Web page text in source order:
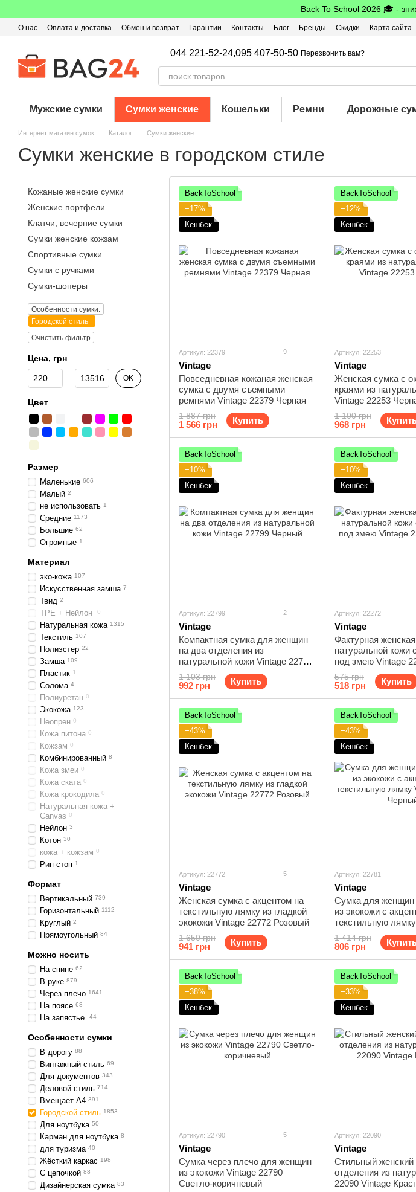
Back To School 2026 🎓 -
О нас Оплата и доставка Обмен и возврат Гарантии Контакты Блог Бренды Скидки Карта сайта
044 221-52-24,095 407-50-50 Перезвонить вам?
Мужские сумки Сумки женские Кошельки Ремни Дорожные
Интернет магазин сумок Каталог Сумки женские
Сумки женские в городском стиле
BackToSchool
−17%
Кешбек
Артикул: 22379 9
Vintage
Повседневная кожаная женская
сумка с двумя съемными
ремнями Vintage 22379 Черная
1 887 грн
1 566 грн Купить
BackToSchool
−12%
Кешбек
Артикул: 22253
Vintage
Женская сумка с
краями из
Vintage 22253
1 100 грн
968 грн
BackToSchool
−10%
Кешбек
Артикул: 22799 2
Vintage
Компактная сумка для женщин
на два отделения из
натуральной кожи Vintage 22799
Черный
1 103 грн
992 грн Купить
BackToSchool
−10%
Кешбек
Артикул: 22272
Vintage
Фактурная
натуральной кожи
под змею Vintage
575 грн
518 грн Купить
BackToSchool
−43%
Кешбек
Артикул: 22772 5
Vintage
Женская сумка с акцентом на
текстильную лямку из гладкой
экокожи Vintage 22772 Розовый
1 650 грн
941 грн Купить
BackToSchool
−43%
Кешбек
Артикул: 22781
Vintage
Сумка для женщин
из экокожи с
текстильную
22781 Черный
1 414 грн
806 грн
BackToSchool
−38%
Кешбек
Артикул: 22790 5
Vintage
Сумка через плечо для женщин
из экокожи Vintage 22790
Светло-коричневый
BackToSchool
−33%
Кешбек
Артикул: 22090
Vintage
Стильный женский
отделения из
22090 Vintage
Кожаные женские сумки
Женские портфели
Клатчи, вечерние сумки
Сумки женские кожзам
Спортивные сумки
Сумки с ручками
Сумки-шоперы
Особенности сумки:
Городской стиль
Очистить фильтр
Цена, грн
От Цена, грн
До Цена, грн OK
Цвет
Размер
Маленькие 606
Малый 2
не использовать 1
Средние 1173
Большие 62
Огромные 1
Материал
эко-кожа 107
Искусственная замша 7
Твид 2
TPE + Нейлон 0
Натуральная кожа 1315
Текстиль 107
Полиэстер 22
Замша 109
Пластик 1
Солома 4
Полиуретан 0
Экокожа 123
Неопрен 0
Кожа питона 0
Кожзам 0
Комбинированный 8
Кожа змеи 0
Кожа ската 0
Кожа крокодила 0
Натуральная кожа +
Canvas 0
Нейлон 3
Котон 30
кожа + кожзам 0
Рип-стоп 1
Формат
Вертикальный 739
Горизонтальный 1112
Круглый 2
Прямоугольный 84
Можно носить
На спине 62
В руке 879
Через плечо 1641
На поясе 68
На запястье 44
Особенности сумки
В дорогу 88
Винтажный стиль 69
Для документов 343
Деловой стиль 714
Вмещает А4 391
Городской стиль 1853
Для ноутбука 50
Карман для ноутбука 8
для туризма 40
Жёсткий каркас 198
С цепочкой 88
Дизайнерская сумка 83